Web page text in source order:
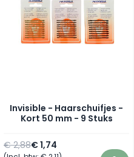
Invisible - Haarschuifjes -
Kort 50 mm - 9 Stuks
Vanaf
€ 1,74
Normale prijs
€ 2,88